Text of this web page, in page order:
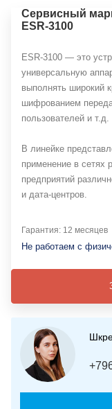
Сервисный
ESR-3100
ESR-3100 — это
универсальную
выполнять широкий
шифрованием
пользователей и т.д.
В линейке
применение в сетях
предприятий
и дата-центров.
Гарантия: 12 месяцев
Не работаем с